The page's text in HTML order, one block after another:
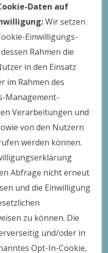
Daten auf
Wir setzen
Einwilligungs-
Rahmen die
in den Einsatz
im Rahmen des
Management-
Verarbeitungen und
von den Nutzern
werden können.
Abfrage nicht erneut
und die Einwilligung
zu können. Die
und/oder in
Opt-In-Cookie,